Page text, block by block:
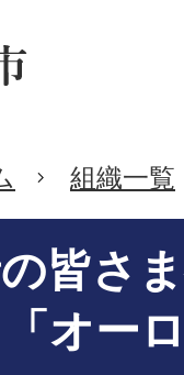
組織一覧
の皆さ
オー